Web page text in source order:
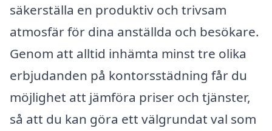
säkerställa en produktiv och trivsam
atmosfär för dina anställda och besökare.
Genom att alltid inhämta minst tre olika
erbjudanden på kontorsstädning får du
möjlighet att jämföra priser och tjänster,
så att du kan göra ett välgrundat val som